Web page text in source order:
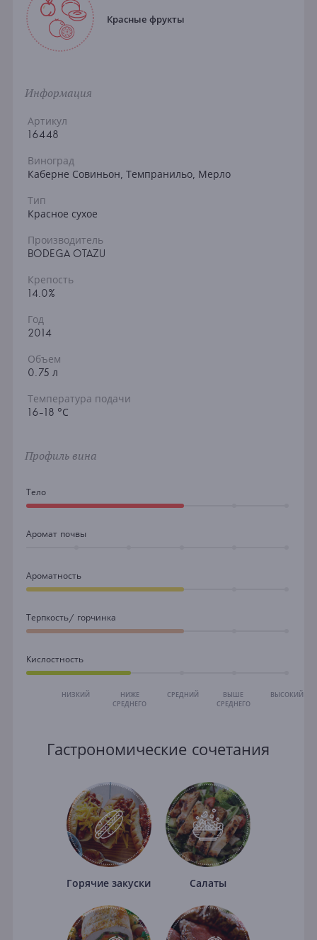
Красные фрукты
Информация
Артикул
16448
Виноград
Каберне Совиньон, Темпранильо, Мерло
Тип
Красное сухое
Производитель
BODEGA OTAZU
Крепость
14.0%
Год
2014
Объем
0.75 л
Температура подачи
16-18 °С
Профиль вина
Тело
Аромат почвы
Ароматность
Терпкость/ горчинка
Кислостность
НИЗКИЙ
НИЖЕ
СРЕДНЕГО
СРЕДНИЙ
ВЫШЕ
СРЕДНЕГО
ВЫСОКИЙ
Гастрономические сочетания
Горячие закуски Салаты